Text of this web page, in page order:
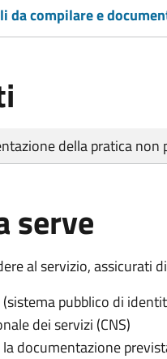
da compilare e
della pratica
serve
al servizio, assicurati
(sistema pubblico di
dei servizi (CNS)
documentazione